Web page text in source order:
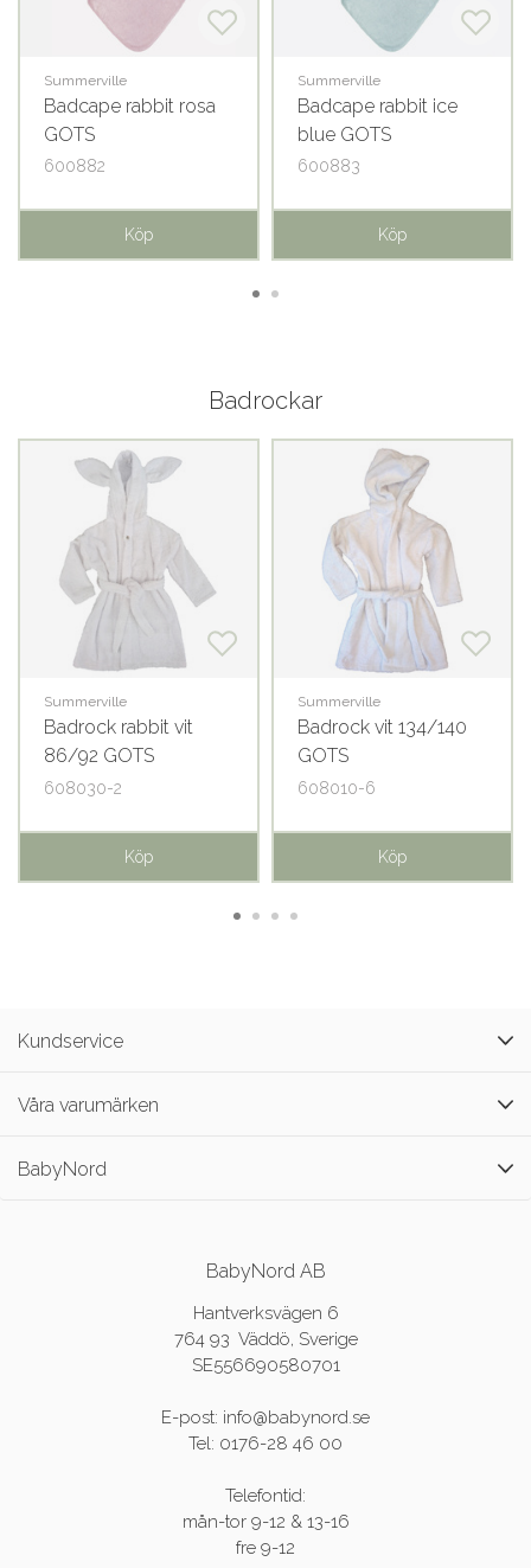
Summerville
Badcape rabbit rosa
GOTS
600882
Köp
Summerville
Badcape rabbit ice
blue GOTS
600883
Köp
Badrockar
Summerville
Badrock rabbit vit
86/92 GOTS
608030-2
Köp
Summerville
Badrock vit 134/140
GOTS
608010-6
Köp
Kundservice
Våra varumärken
BabyNord
BabyNord AB
Hantverksvägen 6
764 93 Väddö, Sverige
SE556690580701
E-post: info@babynord.se
Tel: 0176-28 46 00
Telefontid:
mån-tor 9-12 & 13-16
fre 9-12